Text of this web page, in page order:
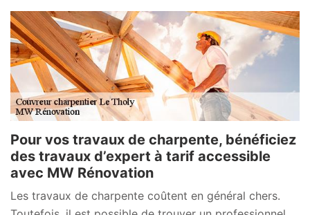
Pour vos travaux de charpente, bénéficiez
des travaux d’expert à tarif accessible
avec MW Rénovation
Les travaux de charpente coûtent en général chers.